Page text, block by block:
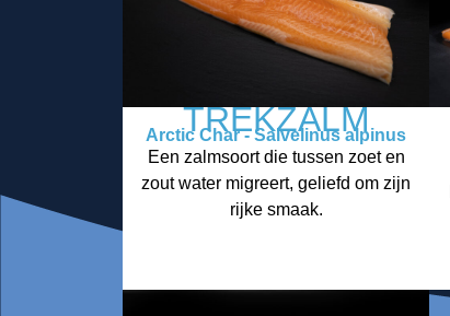
TREKZALM
Arctic Char - Salvelinus alpinus
Een zalmsoort die tussen zoet en
zout water migreert, geliefd om zijn
rijke smaak.